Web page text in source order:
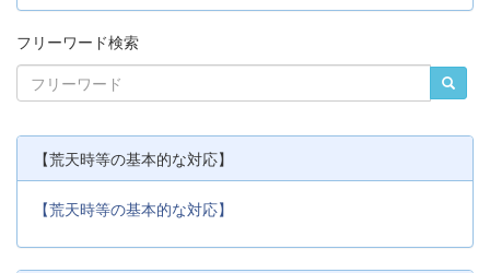
フリーワード検索
【荒天時等の基本的な対応】
【荒天時等の基本的な対応】